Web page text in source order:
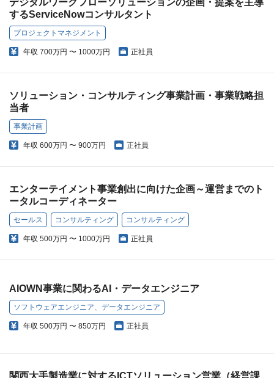
デジタルワークフローソリューションの企画・提案を主導
するServiceNowコンサルタント
プロジェクトマネジメント
年収 700万円 〜 1000万円 正社員
ソリューション・コンサルティング事業計画・事業戦略担
当者
事業計画
年収 600万円 〜 900万円 正社員
エンターテイメント事業創出に向けた企画～運営までのト
ータルコーディネーター
セールス コンサルティング コンサルティング
年収 500万円 〜 1000万円 正社員
AIOWN事業に関わるAI・データエンジニア
ソフトウェアエンジニア、データエンジニア
年収 500万円 〜 850万円 正社員